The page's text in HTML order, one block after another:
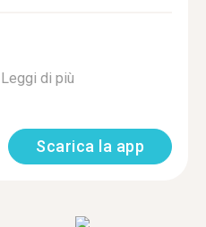
Leggi di più
Scarica la app